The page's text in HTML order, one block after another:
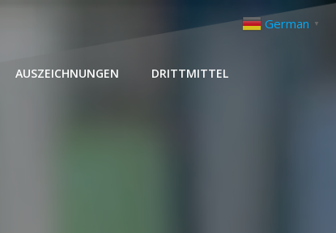
AUSZEICHNUNGEN DRITTMITTEL
German ▼